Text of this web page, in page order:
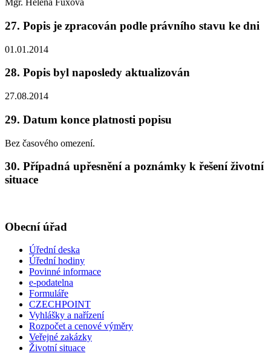
Mgr. Helena Fuxová
27. Popis je zpracován podle právního stavu ke dni
01.01.2014
28. Popis byl naposledy aktualizován
27.08.2014
29. Datum konce platnosti popisu
Bez časového omezení.
30. Případná upřesnění a poznámky k řešení životní
situace
Obecní úřad
Úřední deska
Úřední hodiny
Povinné informace
e-podatelna
Formuláře
CZECHPOINT
Vyhlášky a nařízení
Rozpočet a cenové výměry
Veřejné zakázky
Životní situace